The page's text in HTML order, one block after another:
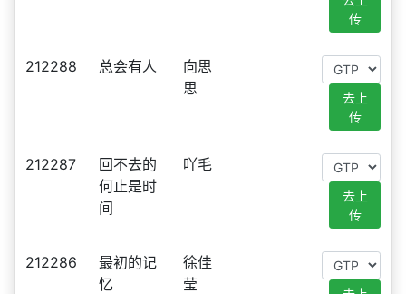
传
212288 总会有人
向思
思
去上
传
212287
回不去的
何止是时
间
吖毛
去上
传
212286
最初的记
忆
徐佳
莹